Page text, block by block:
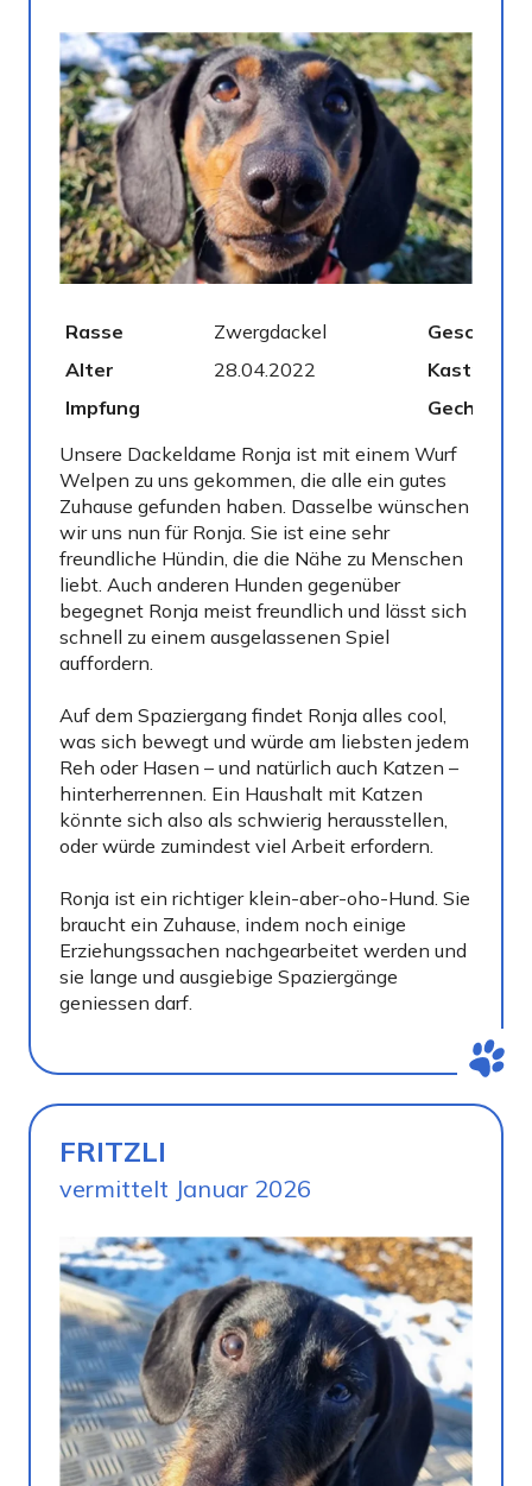
Rasse Zwergdackel
Geschlecht
Alter
28.04.2022
Kastriert
Impfung
Gechipt
Unsere Dackeldame Ronja ist mit einem Wurf
Welpen zu uns gekommen, die alle ein gutes
Zuhause gefunden haben. Dasselbe wünschen
wir uns nun für Ronja. Sie ist eine sehr
freundliche Hündin, die die Nähe zu Menschen
liebt. Auch anderen Hunden gegenüber
begegnet Ronja meist freundlich und lässt sich
schnell zu einem ausgelassenen Spiel
auffordern.
Auf dem Spaziergang findet Ronja alles cool,
was sich bewegt und würde am liebsten jedem
Reh oder Hasen – und natürlich auch Katzen –
hinterherrennen. Ein Haushalt mit Katzen
könnte sich also als schwierig herausstellen,
oder würde zumindest viel Arbeit erfordern.
Ronja ist ein richtiger klein-aber-oho-Hund. Sie
braucht ein Zuhause, indem noch einige
Erziehungssachen nachgearbeitet werden und
sie lange und ausgiebige Spaziergänge
geniessen darf.
FRITZLI
vermittelt Januar 2026